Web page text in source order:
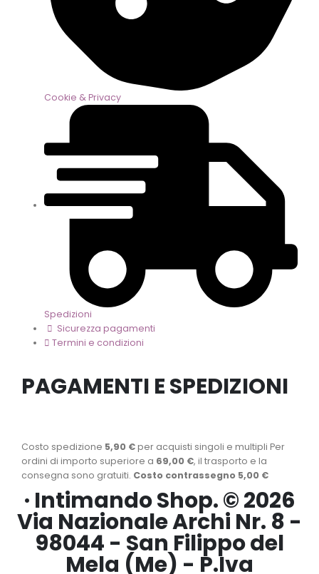
Cookie & Privacy
Spedizioni
Sicurezza pagamenti
Termini e condizioni
PAGAMENTI E SPEDIZIONI
Costo spedizione 5,90 €per acquisti singoli e multipli Per
ordini di importo superiore a 69,00 €, il trasporto e la
consegna sono gratuiti. Costo contrassegno 5,00 €
· Intimando Shop. © 2026
Via Nazionale Archi Nr. 8 -
98044 - San Filippo del
Mela (Me) - P.Iva